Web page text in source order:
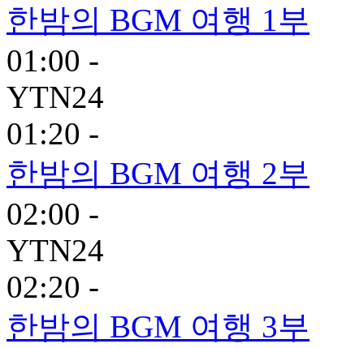
한밤의 BGM 여행 1부
01:00 -
YTN24
01:20 -
한밤의 BGM 여행 2부
02:00 -
YTN24
02:20 -
한밤의 BGM 여행 3부